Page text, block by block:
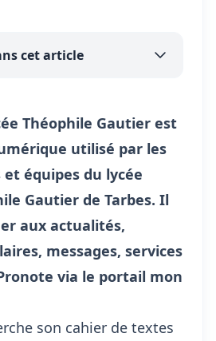
cet article
Théophile Gautier est
utilisé par les
équipes du lycée
Gautier de Tarbes. Il
aux actualités,
messages, services
via le portail mon
son cahier de textes